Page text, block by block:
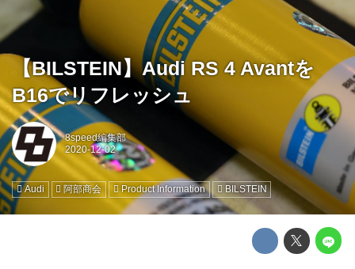
【BILSTEIN】Audi RS 4 Avantを
B16でリフレッシュ
8speed編集部
Audi 阿部商会 Product Information BILSTEIN